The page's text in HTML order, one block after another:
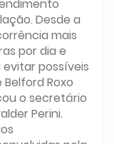
Desde a
mais
por dia e
possíveis
Roxo
o secretário
Perini.